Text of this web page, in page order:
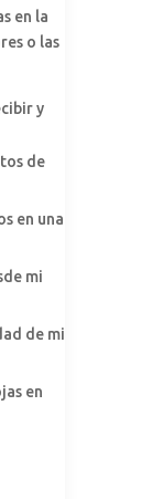
en la
o las
y
de
en una
mi
de mi
en